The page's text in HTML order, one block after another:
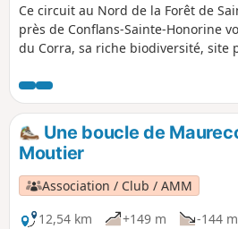
Ce circuit au Nord de la Forêt de
près de Conflans-Sainte-Honorine
du Corra, sa riche biodiversité, site
chasse de style néoclassique
Louis XV.
Une boucle de
Moutier
Association / Club / AMM
12,54 km
+149 m -144 m